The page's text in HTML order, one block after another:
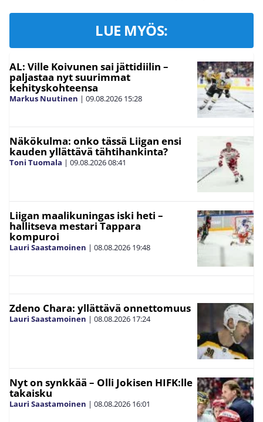
LUE MYÖS:
AL: Ville Koivunen sai jättidiilin –
paljastaa nyt suurimmat
kehityskohteensa
Markus Nuutinen | 09.08.2026 15:28
Näkökulma: onko tässä Liigan ensi
kauden yllättävä tähtihankinta?
Toni Tuomala | 09.08.202608:41
Liigan maalikuningas iski heti –
hallitseva mestari Tappara
kompuroi
Lauri Saastamoinen | 08.08.2026 19:48
Zdeno Chara: yllättävä onnettomuus
Lauri Saastamoinen | 08.08.2026 17:24
Nyt on synkkää – Olli Jokisen HIFK:lle
takaisku
Lauri Saastamoinen | 08.08.2026 16:01